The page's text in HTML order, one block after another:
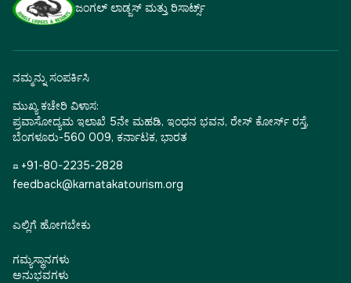
ಜಂಗಲ್ ಲಾಡ್ಜಸ್ ಮತ್ತು ರಿಸಾರ್ಟ್ಸ್
ನಮ್ಮನ್ನು ಸಂಪರ್ಕಿಸಿ
ಮುಖ್ಯ ಕಚೇರಿ ವಿಳಾಸ:
ಪ್ರವಾಸೋದ್ಯಮ ಇಲಾಖೆ 5ನೇ ಮಹಡಿ, ಇಂಧನ ಭವನ, ರೇಸ್ ಕೋರ್ಸ್ ರಸ್ತೆ,
ಬೆಂಗಳೂರು-560 009, ಕರ್ನಾಟಕ, ಭಾರತ
☎ +91-80-2235-2828
feedback@karnatakatourism.org
ಎಲ್ಲಿಗೆ ಹೋಗಬೇಕು
ಗಮ್ಯಸ್ಥಾನಗಳು
ಅನುಭವಗಳು